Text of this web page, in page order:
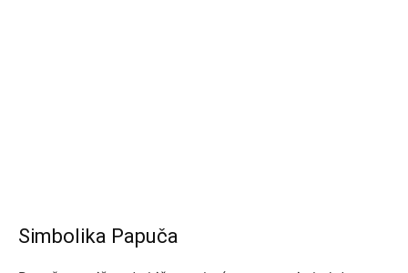
Simbolika Papuča